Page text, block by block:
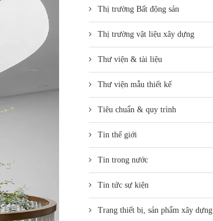
Thị trường Bất động sản
Thị trường vật liệu xây dựng
Thư viện & tài liệu
Thư viện mẫu thiết kế
Tiêu chuẩn & quy trình
Tin thế giới
Tin trong nước
Tin tức sự kiện
Trang thiết bị, sản phẩm xây dựng